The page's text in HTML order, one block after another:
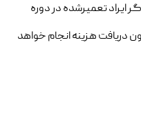
ایراد تعمیرشده در دوره
هزینه انجام خواهد